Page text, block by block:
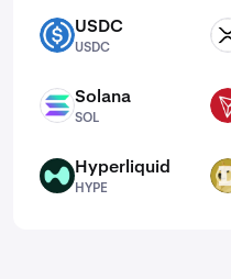
USDC USDC
USDC
XRP
SOL Solana
SOL
HYPE Hyperliquid
HYPE